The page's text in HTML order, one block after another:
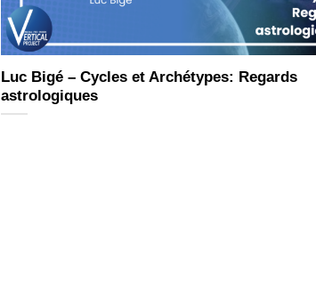
Luc Bigé – Cycles et Archétypes: Regards
astrologiques